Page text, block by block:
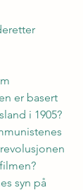
er basert
i 1905?
syn på